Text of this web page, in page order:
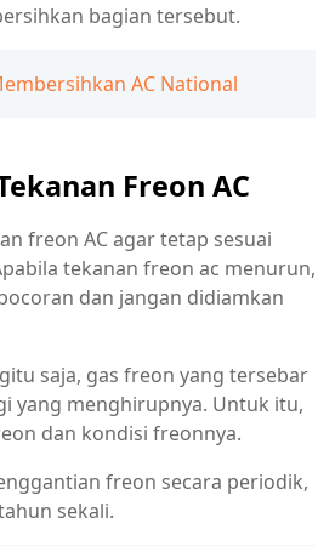
bagian tersebut.
AC National
Freon AC
freon AC agar tetap sesuai
tekanan freon ac menurun,
dan jangan didiamkan
saja, gas freon yang tersebar
yang menghirupnya. Untuk itu,
dan kondisi freonnya.
freon secara periodik,
sekali.